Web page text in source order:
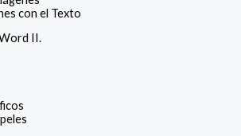
con el Texto
II.